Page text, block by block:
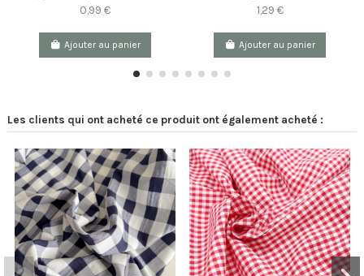
0,99 €
Ajouter au panier
1,29 €
Ajouter au panier
Les clients qui ont acheté ce produit ont également acheté :